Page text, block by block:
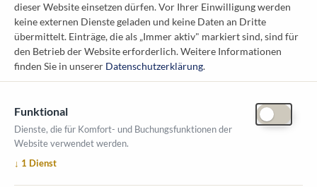
Österreichischer Kommunal-Verlag GmbH
Löwelstraße 6 / 2. Stock
1010 Wien
messe@kommunal.at
ÖFFNUNGSZEITEN MESSE
dieser Website einsetzen dürfen. Vor Ihrer Einwilligung werden
keine externen Dienste geladen und keine Daten an Dritte
übermittelt. Einträge, die als „Immer aktiv" markiert sind, sind für
den Betrieb der Website erforderlich.Weitere Informationen
finden Sie in unserer Datenschutzerklärung.
Funktional
Dienste, die für Komfort- und Buchungsfunktionen der
Website verwendet werden.
↓ 1 Dienst